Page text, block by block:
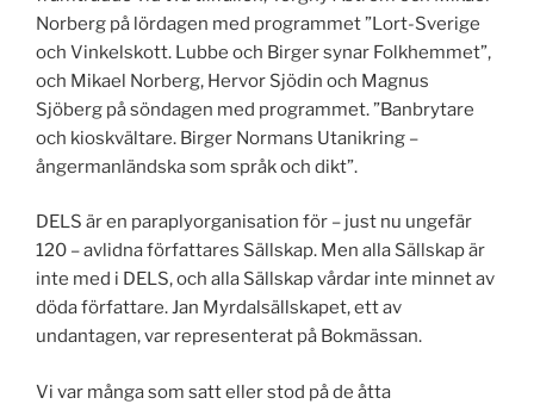
Norberg på lördagen med programmet ”Lort-Sverige
och Vinkelskott. Lubbe och Birger synar Folkhemmet”,
och Mikael Norberg, Hervor Sjödin och Magnus
Sjöberg på söndagen med programmet. ”Banbrytare
och kioskvältare. Birger Normans Utanikring –
ångermanländska som språk och dikt”.
DELS är en paraplyorganisation för – just nu ungefär
120 – avlidnaförfattares Sällskap. Men alla Sällskap är
inte med i DELS, och alla Sällskap vårdar inte minnet av
döda författare. Jan Myrdalsällskapet, ett av
undantagen, var representerat på Bokmässan.
Vi var många som satt eller stod på de åtta